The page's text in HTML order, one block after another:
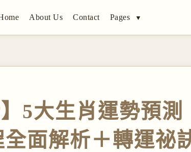
About Us Contact Pages ▼
】5大生肖運勢預
全面解析＋轉運祕